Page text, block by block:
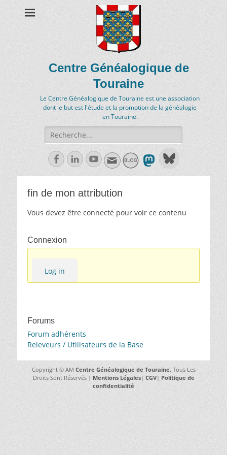
Centre Généalogique de
Touraine
Le Centre Généalogique de Touraine est une association
dont le but est l'étude et la promotion de la généalogie
en Touraine.
Recherche
de:
FacebookLinkedln
Youtube
fin de mon attribution
Vous devez être connecté pour voir ce contenu
Connexion
Log in
Forums
Forum adhérents
Releveurs / Utilisateurs de la Base
Copyright © AM Centre Généalogique de Touraine. Tous Les
Droits Sont Réservés | Mentions Légales| CGV| Politique de
confidentialité